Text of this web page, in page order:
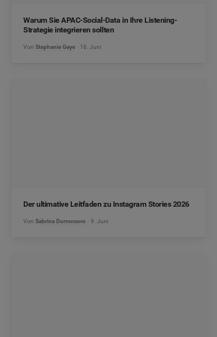
Warum Sie APAC-Social-Data in Ihre Listening-
Strategie integrieren sollten
Von Stephanie Gaye 16. Juni
Der ultimative Leitfaden zu Instagram Stories 2026
Von Sabrina Dorronsoro 9. Juni